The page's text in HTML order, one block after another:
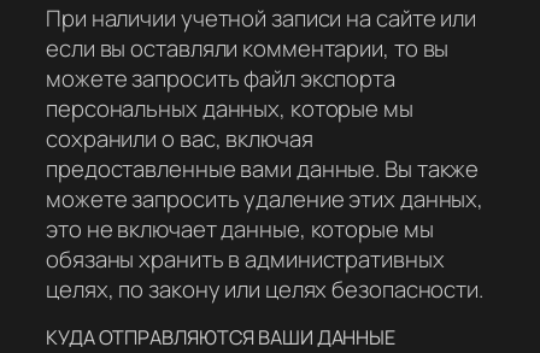
При наличии учетной записи на сайте или
если вы оставляли комментарии, то вы
можете запросить файл экспорта
персональных данных, которые мы
сохранили о вас, включая
предоставленные вами данные. Вы также
можете запросить удаление этих данных,
это не включает данные, которые мы
обязаны хранить в административных
целях, по закону или целях безопасности.
КУДА ОТПРАВЛЯЮТСЯ ВАШИ ДАННЫЕ